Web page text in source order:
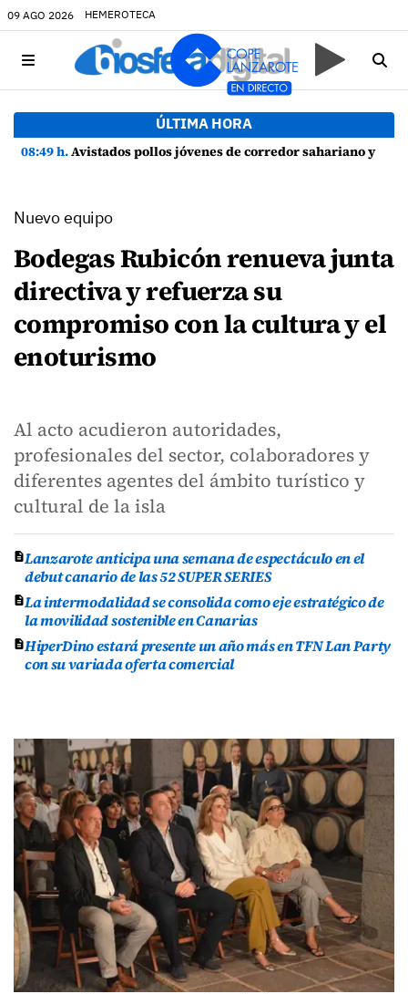
09 AGO 2026 HEMEROTECA
ÚLTIMA HORA
08:49 h.Avistados pollos jóvenes de corredor sahariano y episodios de cortejo de hubara cerca del rally de Lanzarote
Nuevo equipo
Bodegas Rubicón renueva junta
directiva y refuerza su
compromiso con la cultura y el
enoturismo
Al acto acudieron autoridades,
profesionales del sector, colaboradores y
diferentes agentes del ámbito turístico y
cultural de la isla
Lanzarote anticipa una semana de espectáculo en el
debut canario de las 52 SUPER SERIES
La intermodalidad se consolida como eje estratégico de
la movilidad sostenible en Canarias
HiperDino estará presente un año más en TFN Lan Party
con su variada oferta comercial